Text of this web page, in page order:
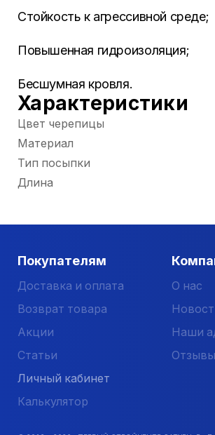
Стойкость к агрессивной среде;
Повышенная гидроизоляция;
Бесшумная кровля.
Характеристики
Цвет черепицы
Материал
Тип посыпки
Длина
Покупателям
Доставка и оплата
Возврат товара
Акции
Статьи
Личный кабинет
Калькулятор
О нас
Наши
Отзывы